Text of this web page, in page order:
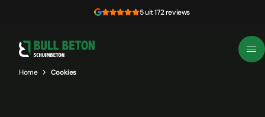
5 uit 172 reviews
Home Cookies